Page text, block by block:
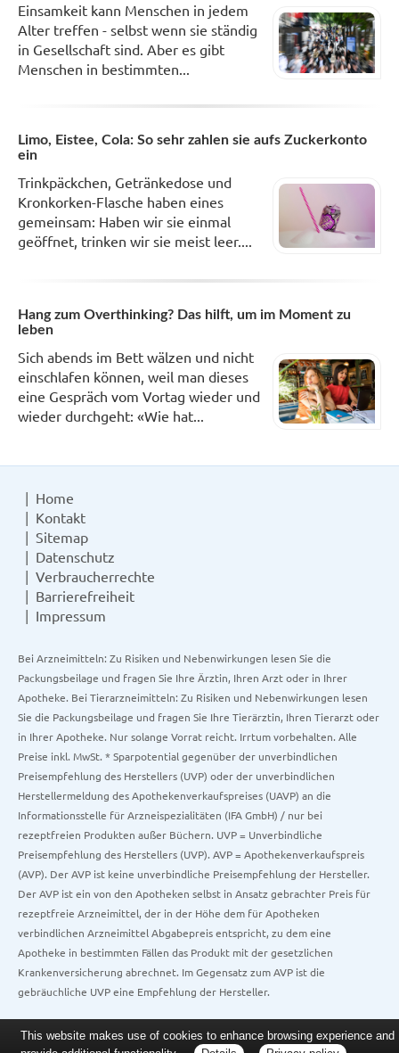
Einsamkeit kann Menschen in jedem
Alter treffen - selbst wenn sie ständig
in Gesellschaft sind. Aber es gibt
Menschen in bestimmten...
Limo, Eistee, Cola: So sehr zahlen sie aufs Zuckerkonto
ein
Trinkpäckchen, Getränkedose und
Kronkorken-Flasche haben eines
gemeinsam: Haben wir sie einmal
geöffnet, trinken wir sie meist leer....
Hang zum Overthinking? Das hilft, um im Moment zu
leben
Sich abends im Bett wälzen und nicht
einschlafen können, weil man dieses
eine Gespräch vom Vortag wieder und
wieder durchgeht: «Wie hat...
Home
Kontakt
Sitemap
Datenschutz
Verbraucherrechte
Barrierefreiheit
Impressum
Bei Arzneimitteln: Zu Risiken und Nebenwirkungen lesen Sie die
Packungsbeilage und fragen Sie Ihre Ärztin, Ihren Arzt oder in Ihrer
Apotheke. Bei Tierarzneimitteln: Zu Risiken und Nebenwirkungen lesen
Sie die Packungsbeilage und fragen Sie Ihre Tierärztin, Ihren Tierarzt oder
in Ihrer Apotheke. Nur solange Vorrat reicht. Irrtum vorbehalten. Alle
Preise inkl. MwSt. * Sparpotential gegenüber der unverbindlichen
Preisempfehlung des Herstellers (UVP) oder der unverbindlichen
Herstellermeldung des Apothekenverkaufspreises (UAVP) an die
Informationsstelle für Arzneispezialitäten (IFA GmbH) / nur bei
rezeptfreien Produkten außer Büchern. UVP = Unverbindliche
Preisempfehlung des Herstellers (UVP). AVP = Apothekenverkaufspreis
(AVP). Der AVP ist keine unverbindliche Preisempfehlung der Hersteller.
Der AVP ist ein von den Apotheken selbst in Ansatz gebrachter Preis für
rezeptfreie Arzneimittel, der in der Höhe dem für Apotheken
verbindlichen Arzneimittel Abgabepreis entspricht, zu dem eine
Apotheke in bestimmten Fällen das Produkt mit der gesetzlichen
Krankenversicherung abrechnet. Im Gegensatz zum AVP ist die
gebräuchliche UVP eine Empfehlung der Hersteller.
This website makes use of cookies to enhance browsing experience and